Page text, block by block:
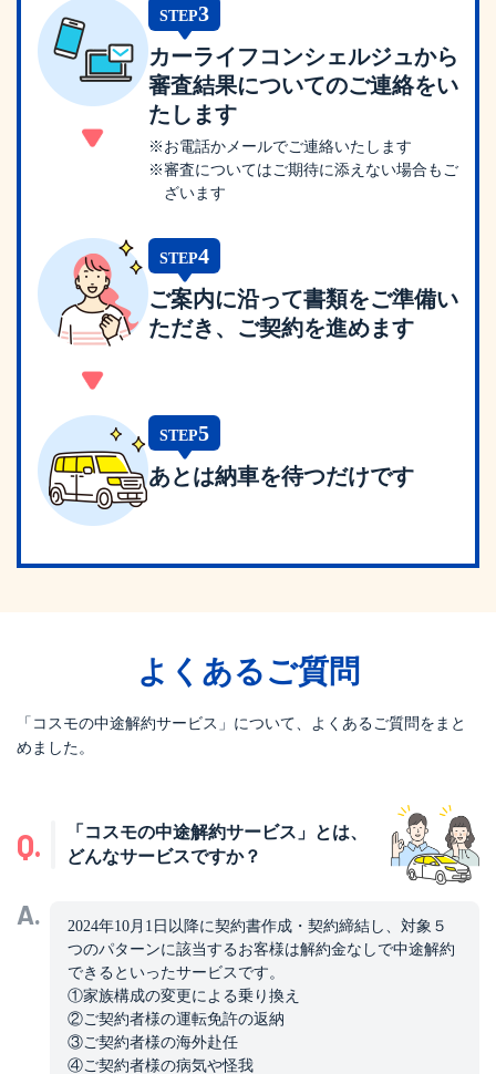
STEP3
カーライフコンシェルジュから
審査結果についてのご連絡をい
たします
※お電話かメールでご連絡いたします
※審査についてはご期待に添えない場合もご
ざいます
STEP4
ご案内に沿って書類をご準備い
ただき、ご契約を進めます
STEP5
あとは納車を待つだけです
よくあるご質問
「コスモの中途解約サービス」について、よくあるご質問をまと
めました。
Q.
「コスモの中途解約サービス」とは、
どんなサービスですか？
A.
2024年10月1日以降に契約書作成・契約締結し、対象５
つのパターンに該当するお客様は解約金なしで中途解約
できるといったサービスです。
①家族構成の変更による乗り換え
②ご契約者様の運転免許の返納
③ご契約者様の海外赴任
④ご契約者様の病気や怪我